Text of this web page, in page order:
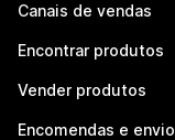
Canais de vendas
Encontrar produtos
Vender produtos
Encomendas e envio